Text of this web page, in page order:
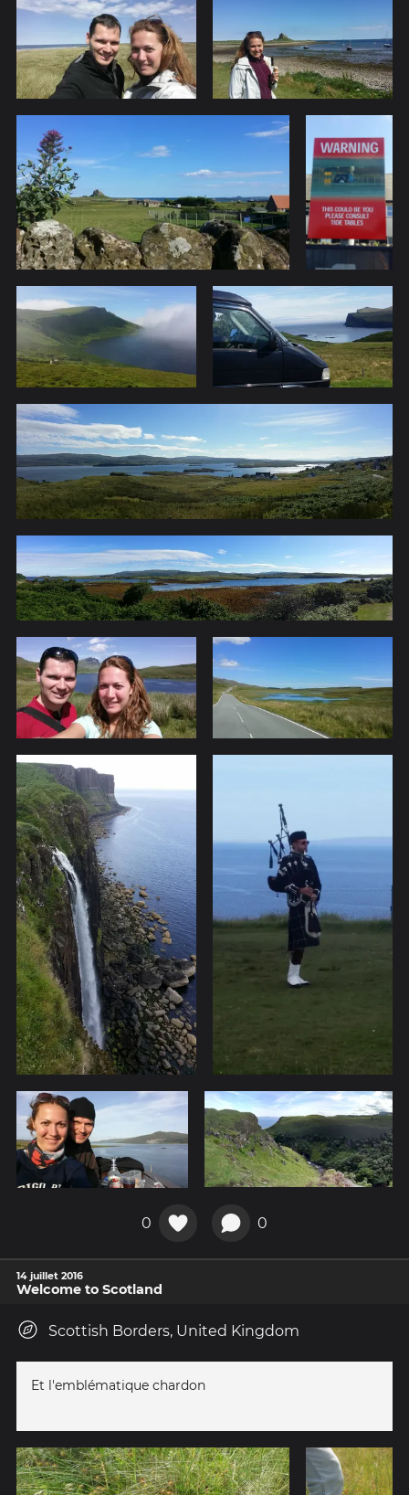
0 0
14 juillet 2016
Welcome to Scotland
Scottish Borders, United Kingdom
Et l'emblématique chardon